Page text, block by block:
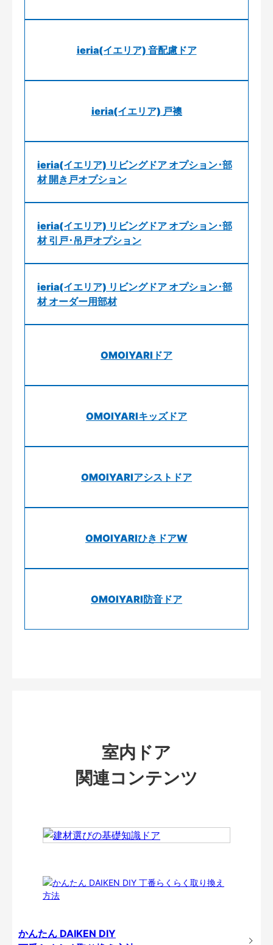
ieria(イエリア) 音配慮ドア
ieria(イエリア) 戸襖
ieria(イエリア) リビングドア オプション･部
材 開き戸オプション
ieria(イエリア) リビングドア オプション･部
材 引戸･吊戸オプション
ieria(イエリア) リビングドア オプション･部
材 オーダー用部材
OMOIYARIドア
OMOIYARIキッズドア
OMOIYARIアシストドア
OMOIYARIひきドアW
OMOIYARI防音ドア
室内ドア
関連コンテンツ
かんたん DAIKEN DIY